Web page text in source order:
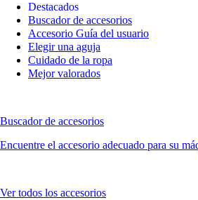
Destacados
Buscador de accesorios
Accesorio Guía del usuario
Elegir una aguja
Cuidado de la ropa
Mejor valorados
Buscador de accesorios
Encuentre el accesorio adecuado para su
Ver todos los accesorios